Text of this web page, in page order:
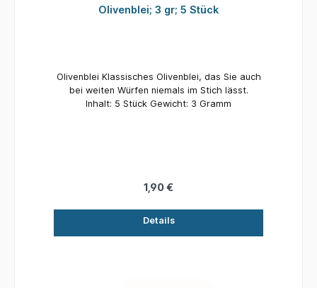
Olivenblei; 3 gr; 5 Stück
Olivenblei Klassisches Olivenblei, das Sie auch
bei weiten Würfen niemals im Stich lässt.
Inhalt: 5 Stück Gewicht: 3 Gramm
1,90 €
Details